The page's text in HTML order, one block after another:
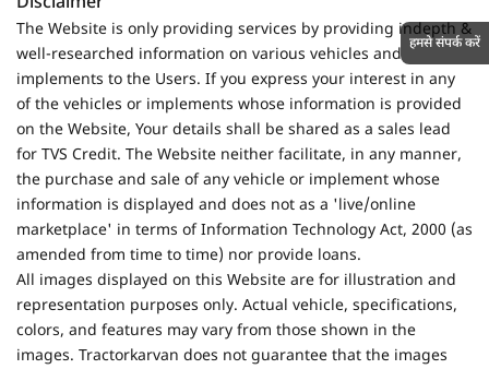
The Website is only providing services by providing indepth &
well-researched information on various vehicles and
implements to the Users. If you express your interest in any
of the vehicles or implements whose information is provided
on the Website, Your details shall be shared as a sales lead
for TVS Credit. The Website neither facilitate, in any manner,
the purchase and sale of any vehicle or implement whose
information is displayed and does not as a 'live/online
marketplace' in terms of Information Technology Act, 2000 (as
amended from time to time) nor provide loans.
All images displayed on this Website are for illustration and
representation purposes only. Actual vehicle, specifications,
colors, and features may vary from those shown in the
images. Tractorkarvan does not guarantee that the images
हमसे संपर्क करें